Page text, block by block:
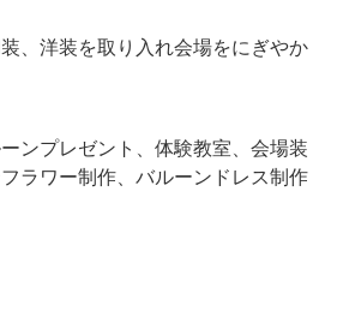
、洋装を取り入れ会場をにぎやか
ンプレゼント、体験教室、会場装
ラワー制作、バルーンドレス制作